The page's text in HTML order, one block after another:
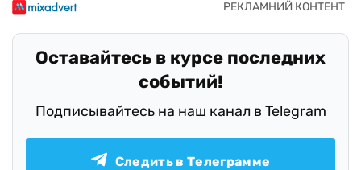
Оставайтесь в курсе последних
событий!
Подписывайтесь на наш канал в Telegram
Следить в Телеграмме